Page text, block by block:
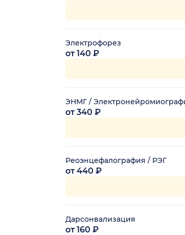
Электрофорез
от 140 ₽
ЭНМГ /
от 340 ₽
Реоэнцефалография / РЭГ
от 440 ₽
Дарсонвализация
от 160 ₽